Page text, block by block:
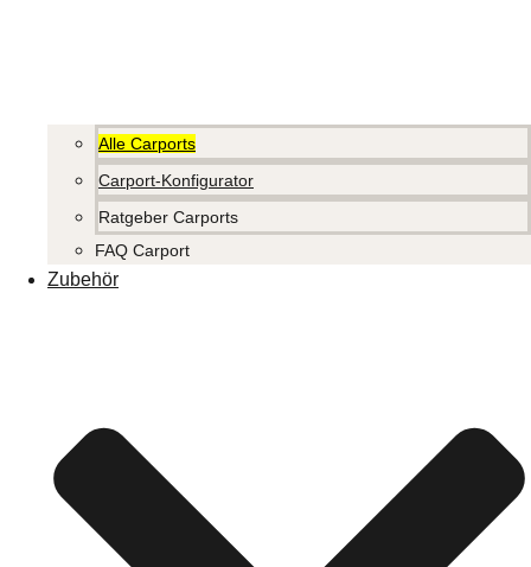
Alle Carports
Carport-Konfigurator
Ratgeber Carports
FAQ Carport
Zubehör